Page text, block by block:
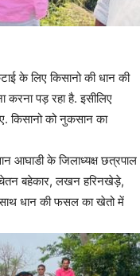
के लिए किसानो की धान की
पड़ रहा है. इसीलिए
किसानो को नुकसान का
आघाडी के जिलाध्यक्ष छत्रपाल
चेतन बहेकार, लखन हरिनखेड़े,
साथ धान की फसल का खेतो में